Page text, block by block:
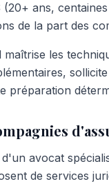
(20+ ans,
de la part des
les
préparation
avocat
de services